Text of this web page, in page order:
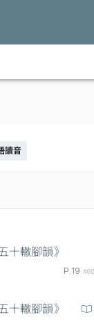
讀音
十轍腳韻》
P.19
十轍腳韻》